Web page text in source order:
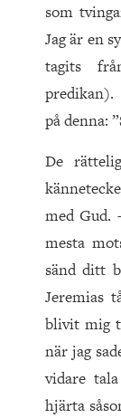
som
Jag är en
tagits
predikan).
på denna:
De
med Gud.
mesta
sänd ditt
Jeremias
blivit mig
när jag
vidare
hjärta